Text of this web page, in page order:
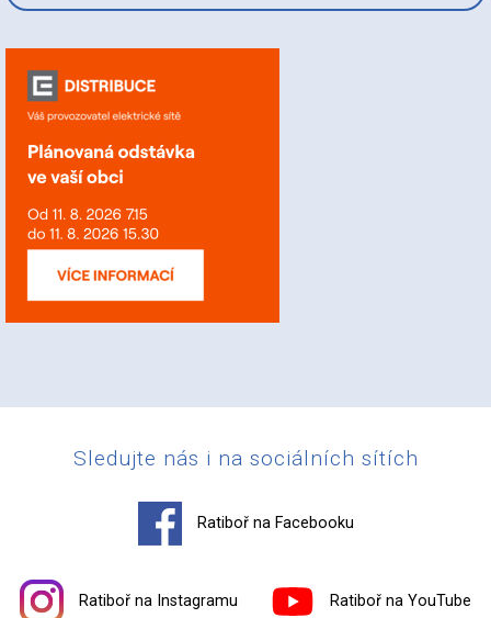
Sledujte nás i na sociálních sítích
Ratiboř na Facebooku
Ratiboř na Instagramu Ratiboř na YouTube